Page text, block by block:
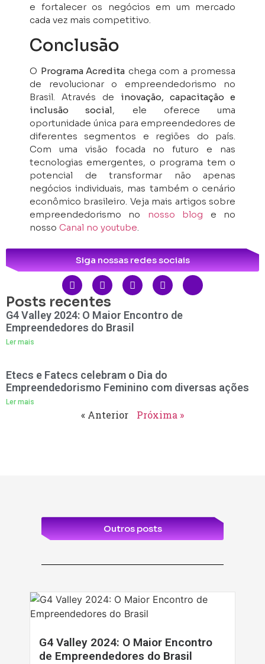
e fortalecer os negócios em um mercado
cada vez mais competitivo.
Conclusão
O Programa Acredita chega com a promessa
de revolucionar o empreendedorismo no
Brasil. Através de inovação, capacitação e
inclusão social, ele oferece uma
oportunidade única para empreendedores de
diferentes segmentos e regiões do país.
Com uma visão focada no futuro e nas
tecnologias emergentes, o programa tem o
potencial de transformar não apenas
negócios individuais, mas também o cenário
econômico brasileiro. Veja mais artigos sobre
empreendedorismo no nosso blog e no
nosso Canal no youtube
Siga nossas redes sociais
Posts recentes
G4 Valley 2024: O Maior Encontro de
Empreendedores do Brasil
Ler mais
Etecs e Fatecs celebram o Dia do
Empreendedorismo Feminino com diversas ações
Ler mais
« Anterior Próxima »
Outros posts
G4 Valley 2024: O Maior Encontro
de Empreendedores do Brasil